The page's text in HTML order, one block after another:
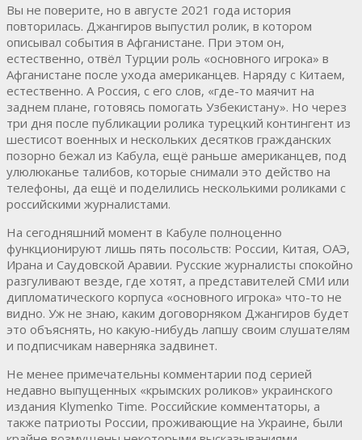
Вы не поверите, но в августе 2021 года история
повторилась. Джангиров выпустил ролик, в котором
описывал события в Афганистане. При этом он,
естественно, отвёл Турции роль «основного игрока» в
Афганистане после ухода американцев. Наряду с Китаем,
естественно. А Россия, с его слов, «где-то маячит на
заднем плане, готовясь помогать Узбекистану». Но через
три дня после публикации ролика турецкий контингент из
шестисот военных и нескольких десятков гражданских
позорно бежал из Кабула, ещё раньше американцев, под
улюлюканье талибов, которые снимали это действо на
телефоны, да ещё и поделились несколькими роликами с
российскими журналистами.
На сегодняшний момент в Кабуле полноценно
функционируют лишь пять посольств: России, Китая, ОАЭ,
Ирана и Саудовской Аравии. Русские журналисты спокойно
разгуливают везде, где хотят, а представителей СМИ или
дипломатического корпуса «основного игрока» что-то не
видно. Уж не знаю, каким договорняком Джангиров будет
это объяснять, но какую-нибудь лапшу своим слушателям
и подписчикам наверняка задвинет.
Не менее примечательны комментарии под серией
недавно выпущенных «крымских роликов» украинского
издания Klymenko Time. Российские комментаторы, а
также патриоты России, проживающие на Украине, были